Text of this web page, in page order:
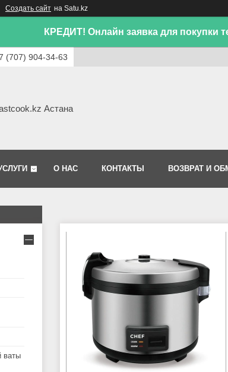
Создать сайт на Satu.kz
КРЕДИТ! Онлайн заявка для покупки
(707) 904-34-63
Астана
О НАС КОНТАКТЫ ВОЗВРАТ И
ваты